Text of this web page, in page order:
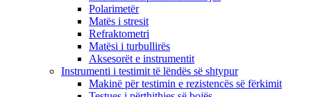
Polarimetër
Matës i stresit
Refraktometri
Matësi i turbullirës
Aksesorët e instrumentit
Instrumenti i testimit të lëndës së shtypur
Makinë për testimin e rezistencës së fërkimit